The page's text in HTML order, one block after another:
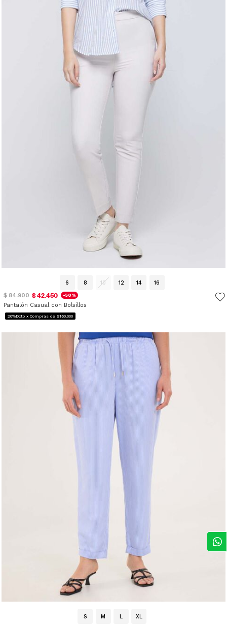
6 8 10 12 14
16
$ 84.900 $ 42.450 -50%
Pantalón Casual con Bolsillos
20%Dcto x Compras de $160.000
S M L XL